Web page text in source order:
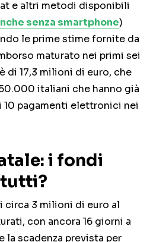
e altri metodi disponibili
senza smartphone)
le prime stime fornite da
maturato nei primi sei
di 17,3 milioni di euro, che
italiani che hanno già
pagamenti elettronici nei
i fondi
circa 3 milioni di euro al
con ancora 16 giorni a
la scadenza prevista per